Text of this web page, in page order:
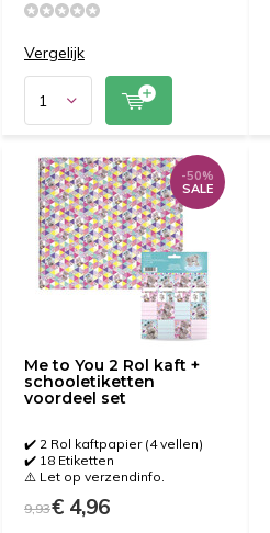
Vergelijk
Me to You 2 Rol kaft +
schooletiketten
voordeel set
-50%
SALE
✔️ 2 Rol kaftpapier (4 vellen)
✔️ 18 Etiketten
⚠️ Let op verzendinfo.
9,93€ 4,96